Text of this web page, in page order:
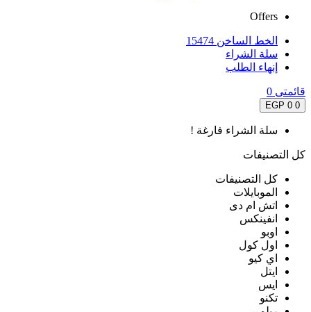
Offers
الخط الساخن 15474
سلة الشراء
إنهاء الطلب
قائمتى 0
0
0 EGP
سلة الشراء فارغة !
كل التصنيفات
كل التصنيفات
الموبايلات
اتش ام دى
انفينكس
اوبو
اول كول
اي كيو
ايتل
ايس
تكنو